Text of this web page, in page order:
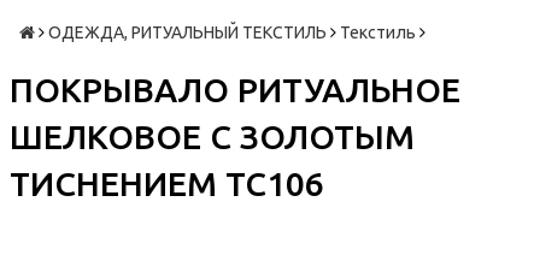
ОДЕЖДА, РИТУАЛЬНЫЙ ТЕКСТИЛЬ Текстиль
ПОКРЫВАЛО РИТУАЛЬНОЕ
ШЕЛКОВОЕ С ЗОЛОТЫМ
ТИСНЕНИЕМ ТС106